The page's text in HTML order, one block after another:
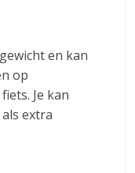
en kan
op
Je kan
extra